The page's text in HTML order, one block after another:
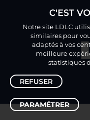
C'EST
Notre site LDLC
similaires pour
adaptés à vos
meilleure
statistiques
REFUSER
PARAMÉTRER